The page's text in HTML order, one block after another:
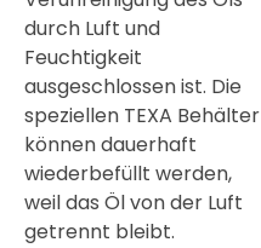
durch Luft und
Feuchtigkeit
ausgeschlossen ist. Die
speziellen TEXA Behälter
können dauerhaft
wiederbefüllt werden,
weil das Öl von der Luft
getrennt bleibt.